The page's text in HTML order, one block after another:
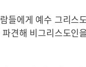
들에게 예수 그리스
견해 비그리스도인